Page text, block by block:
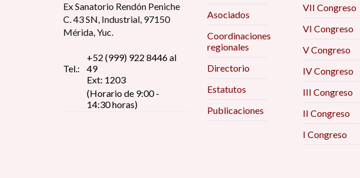
Ex Sanatorio Rendón Peniche
C. 43 SN, Industrial, 97150
Mérida, Yuc.
Tel.:
+52 (999) 922 8446 al
49
Ext: 1203
(Horario de 9:00 -
14:30 horas)
Asociados
Coordinaciones
regionales
Directorio
Estatutos
Publicaciones
VII Congreso
VI Congreso
V Congreso
IV Congreso
III Congreso
II Congreso
I Congreso